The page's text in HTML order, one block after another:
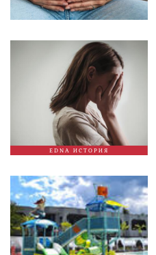
EDNA ИСТОРИЯ